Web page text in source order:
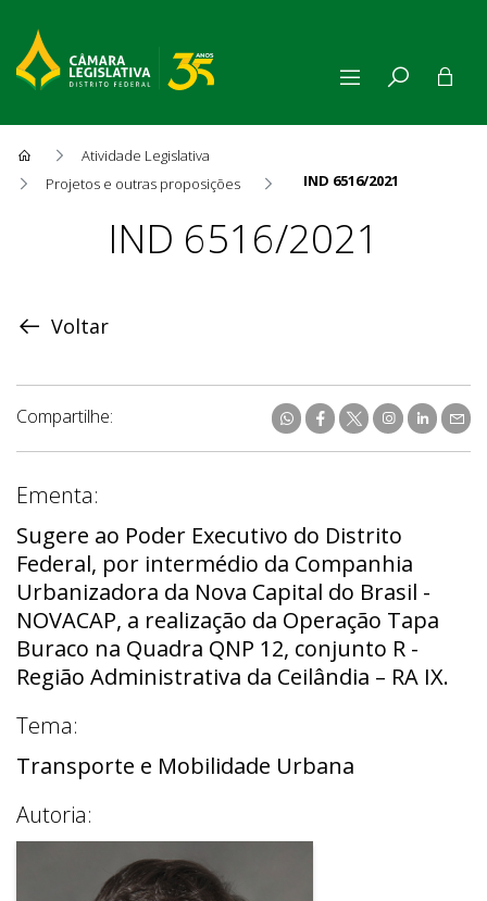
Atividade Legislativa
Projetos e outras proposições
IND 6516/2021
ProposiçãoIND 6516/2021
Voltar
Compartilhe:
Ementa:
Sugere ao Poder Executivo do Distrito
Federal, por intermédio da Companhia
Urbanizadora da Nova Capital do Brasil -
NOVACAP, a realização da Operação Tapa
Buraco na Quadra QNP 12, conjunto R -
Região Administrativa da Ceilândia – RA IX.
Tema:
Transporte e Mobilidade Urbana
Autoria: